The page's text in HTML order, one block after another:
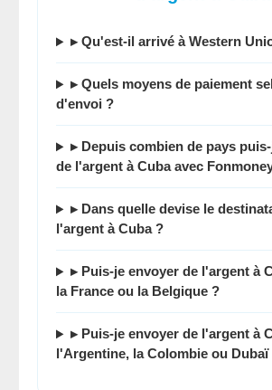
▸ Qu'est-il arrivé à Western
▸ Quels moyens de paiement
d'envoi ?
▸ Depuis combien de pays
de l'argent à Cuba avec
▸ Dans quelle devise le
l'argent à Cuba ?
▸ Puis-je envoyer de l'argent à
la France ou la Belgique ?
▸ Puis-je envoyer de l'argent à
l'Argentine, la Colombie ou Dubaï